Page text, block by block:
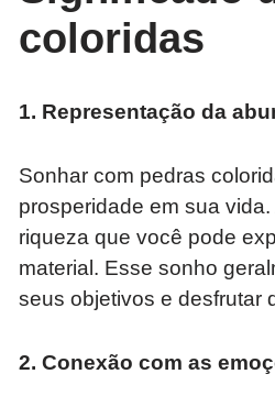
coloridas
1. Representação da
Sonhar com pedras
prosperidade em sua
riqueza que você pode
material. Esse sonho
seus objetivos e desfrutar
2. Conexão com as